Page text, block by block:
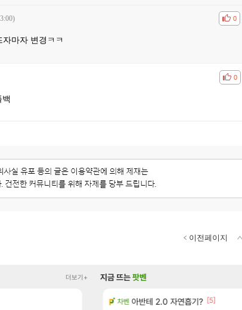
비공감
0
마자 변경ㅋㅋ
비공감
0
이전페이지
더보기+
리니지M 패스 세계수뽑기 최고네..ㄷㄷ
지금 뜨는팟벤
필드 [펠리카] 판매 예정 차벤 아반테 2.0 자연흡기? [5]